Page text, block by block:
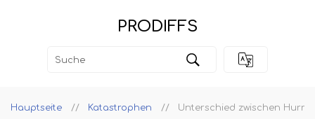
PRODIFFS
Hauptseite Katastrophen Unterschied zwischen